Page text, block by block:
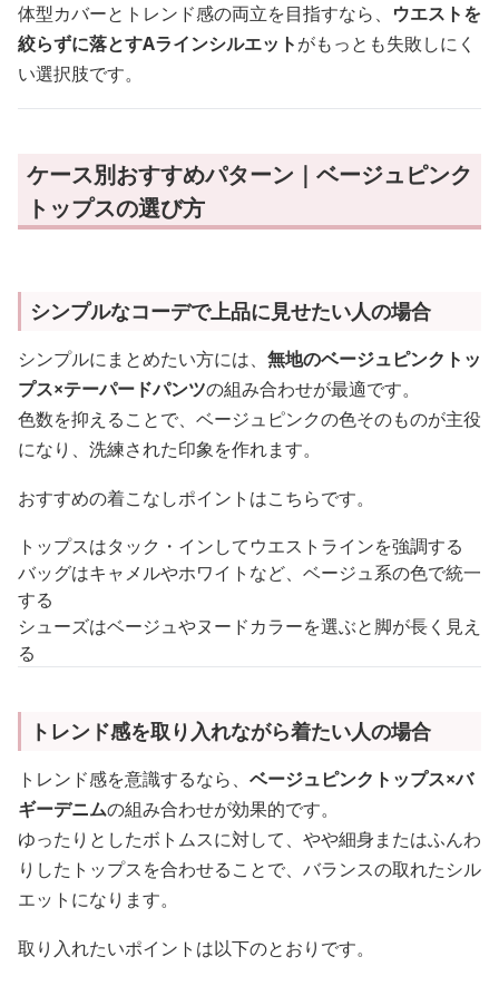
体型カバーとトレンド感の両立を目指すなら、 ウエストを
絞らずに落とすAラインシルエットがもっとも失敗しにく
い選択肢です。
ケース別おすすめパターン｜ベージュピンク
トップスの選び方
シンプルなコーデで上品に見せたい人の場合
シンプルにまとめたい方には、 無地のベージュピンクトッ
プス×テーパードパンツの組み合わせが最適です。
色数を抑えることで、ベージュピンクの色そのものが主役
になり、洗練された印象を作れます。
おすすめの着こなしポイントはこちらです。
トップスはタック・インしてウエストラインを強調する
バッグはキャメルやホワイトなど、ベージュ系の色で統一
する
シューズはベージュやヌードカラーを選ぶと脚が長く見え
る
トレンド感を取り入れながら着たい人の場合
トレンド感を意識するなら、 ベージュピンクトップス×バ
ギーデニムの組み合わせが効果的です。
ゆったりとしたボトムスに対して、やや細身またはふんわ
りしたトップスを合わせることで、バランスの取れたシル
エットになります。
取り入れたいポイントは以下のとおりです。